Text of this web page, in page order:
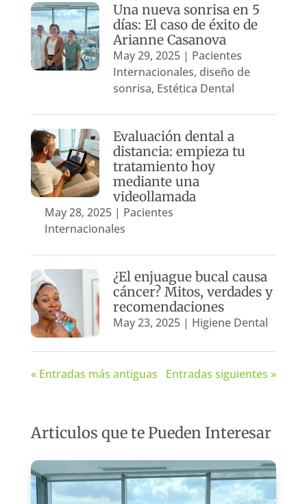
Una nueva sonrisa en 5
días: El caso de éxito de
Arianne Casanova
May 29, 2025| Pacientes
Internacionales, diseño de
sonrisa, Estética Dental
Evaluación dental a
distancia: empieza tu
tratamiento hoy
mediante una
videollamada
May 28, 2025| Pacientes
Internacionales
¿El enjuague bucal causa
cáncer? Mitos, verdades y
recomendaciones
May 23, 2025| Higiene Dental
« Entradas más antiguas Entradas siguientes »
Articulos que te Pueden Interesar